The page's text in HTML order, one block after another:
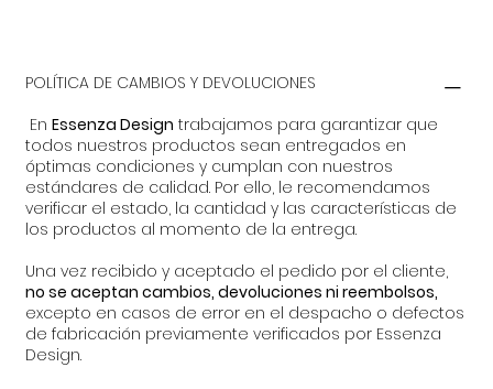
POLÍTICA DE CAMBIOS Y DEVOLUCIONES
EnEssenza Design trabajamos para garantizar que
todos nuestros productos sean entregados en
óptimas condiciones y cumplan con nuestros
estándares de calidad. Por ello, le recomendamos
verificar el estado, la cantidad y las características de
los productos al momento de la entrega.
Una vez recibido y aceptado el pedido por el cliente,
no se aceptan cambios, devoluciones ni reembolsos,
excepto en casos de error en el despacho o defectos
de fabricación previamente verificados por Essenza
Design.